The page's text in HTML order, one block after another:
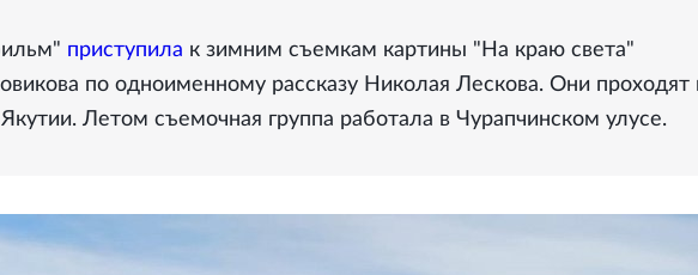
приступила к зимним съемкам картины "На краю света"
по одноименному рассказу Николая Лескова. Они проходят
Летом съемочная группа работала в Чурапчинском улусе.